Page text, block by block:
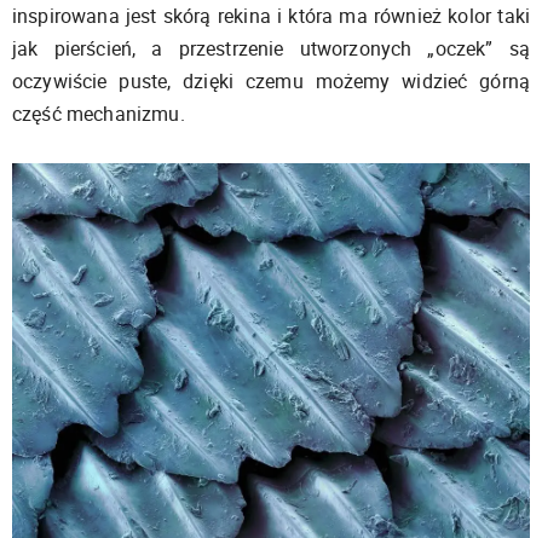
inspirowana jest skórą rekina i która ma również kolor taki
jak pierścień, a przestrzenie utworzonych „oczek” są
oczywiście puste, dzięki czemu możemy widzieć górną
część mechanizmu.